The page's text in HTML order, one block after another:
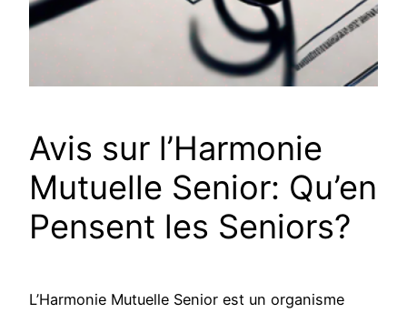
Avis sur l’Harmonie
Mutuelle Senior: Qu’en
Pensent les Seniors?
L’Harmonie Mutuelle Senior est un organisme